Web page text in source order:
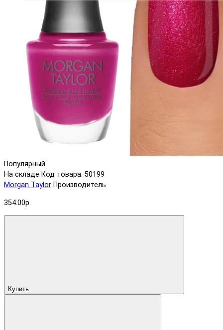
Популярный
На складе Код товара: 50199
Morgan Taylor Производитель
354.00р.
Купить